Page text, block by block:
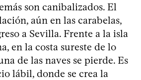
son canibalizados. El
aún en las carabelas,
a Sevilla. Frente a la isla
en la costa sureste de lo
de las naves se pierde. Es
lábil, donde se crea la